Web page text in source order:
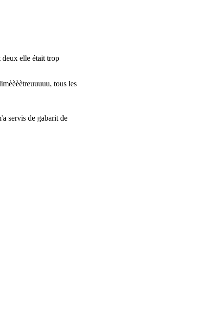
elle était trop
tous les
servis de gabarit de